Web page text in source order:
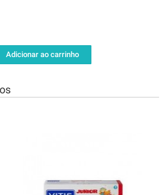
Adicionar ao carrinho